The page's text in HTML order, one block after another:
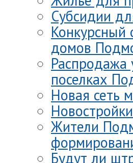
Субсидии
Конкурсный
домов
Распродажа
поселках
Новая сеть
Жители
Будут ли